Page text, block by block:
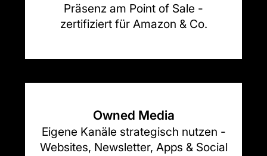
Präsenz am Point of Sale -
zertifiziert für Amazon & Co.
Owned Media
Eigene Kanäle strategisch nutzen -
Websites, Newsletter, Apps & Social